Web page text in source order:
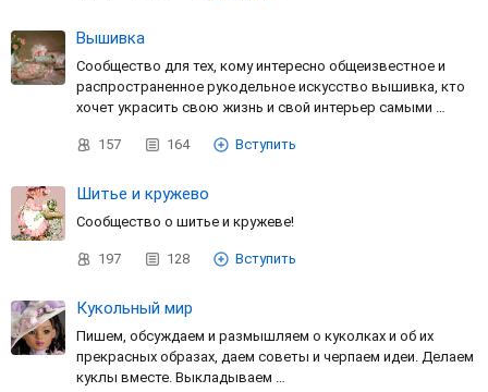
Вышивка
Сообщество для тех, кому интересно общеизвестное и
распространенное рукодельное искусство вышивка, кто
хочет украсить свою жизнь и свой интерьер самыми …
157 164 Вступить
Шитье и кружево
Сообщество о шитье и кружеве!
197 128 Вступить
Кукольный мир
Пишем, обсуждаем и размышляем о куколках и об их
прекрасных образах, даем советы и черпаем идеи. Делаем
куклы вместе. Выкладываем …